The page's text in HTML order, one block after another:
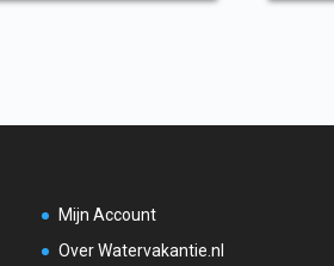
Mijn Account
Over Watervakantie.nl